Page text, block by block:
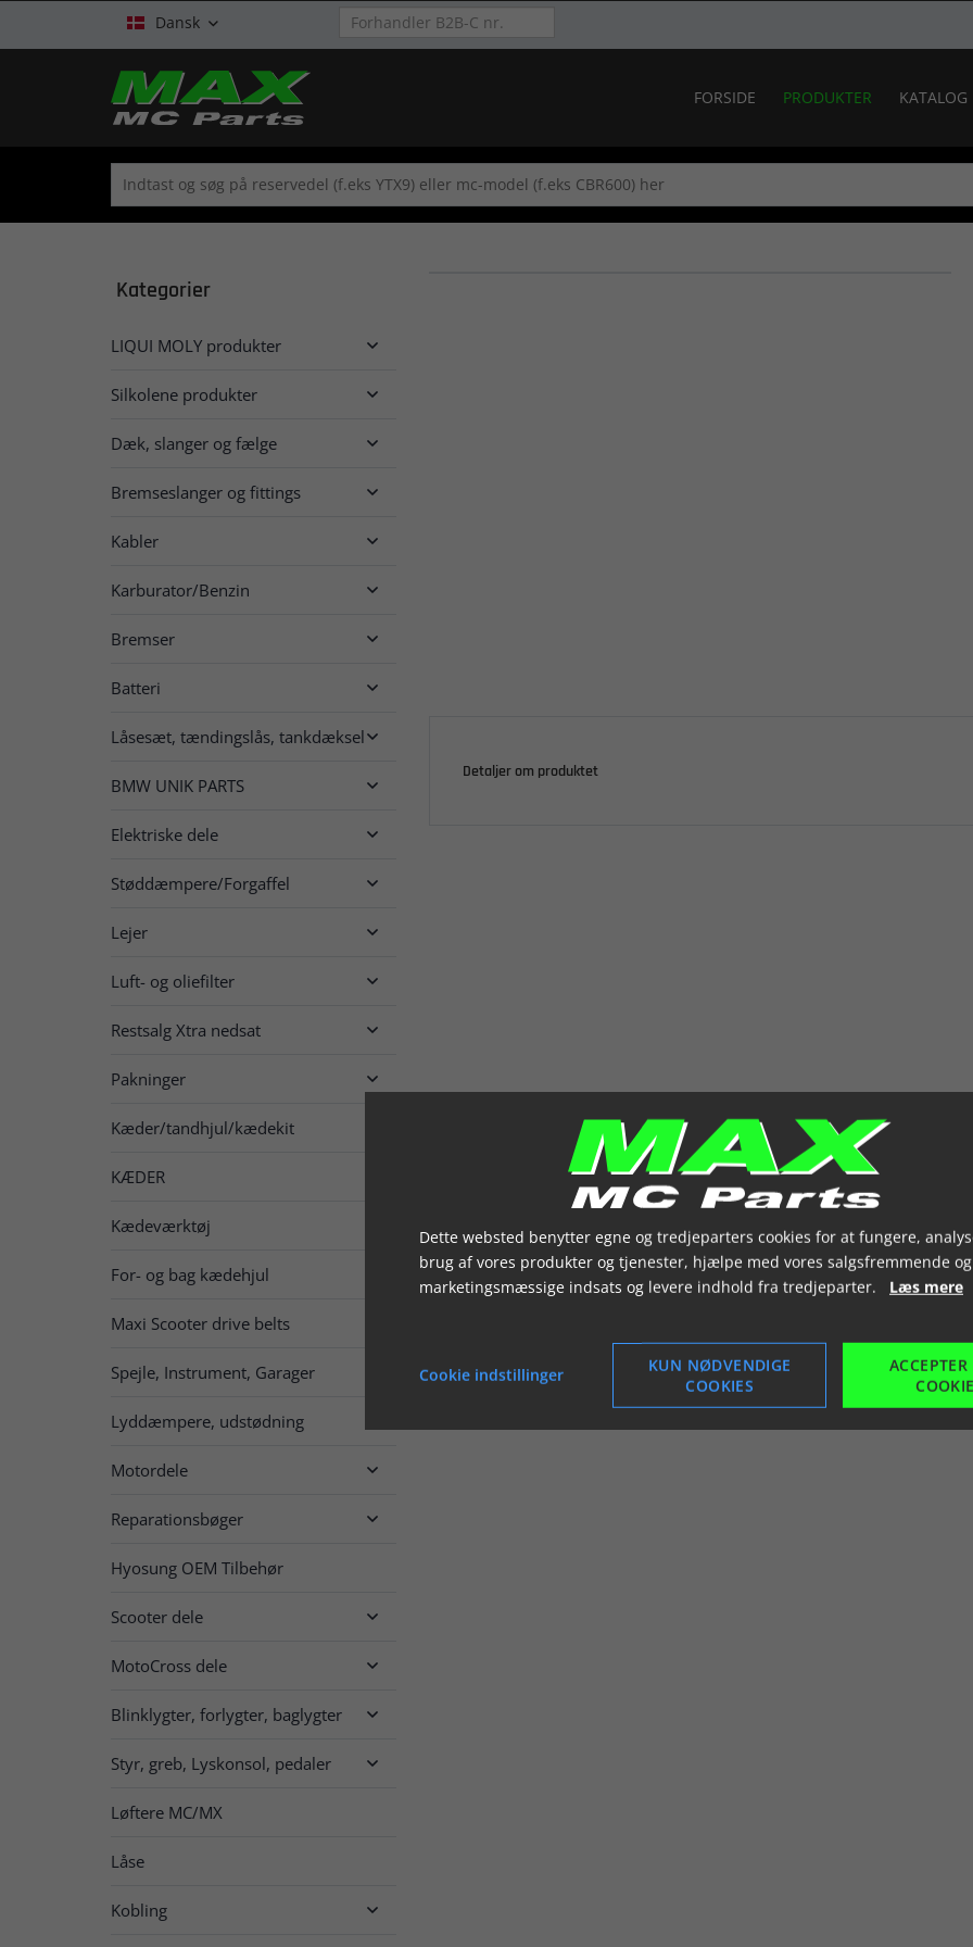
Dansk 
FORSIDE PRODUKTER KATALOG
Kategorier
LIQUI MOLY produkter 
Silkolene produkter 
Dæk, slanger og fælge 
Bremseslanger og fittings 
Kabler 
Karburator/Benzin 
Bremser 
Batteri 
Låsesæt, tændingslås, tankdæksel
BMW UNIK PARTS 
Elektriske dele 
Støddæmpere/Forgaffel 
Lejer 
Luft- og oliefilter 
Restsalg Xtra nedsat 
Pakninger 
Kæder/tandhjul/kædekit
KÆDER
Kædeværktøj
For- og bag kædehjul
Maxi Scooter drive belts
Spejle, Instrument, Garager
Lyddæmpere, udstødning
Motordele 
Reparationsbøger 
Hyosung OEM Tilbehør
Scooter dele 
MotoCross dele 
Blinklygter, forlygter, baglygter 
Styr, greb, Lyskonsol, pedaler 
Løftere MC/MX
Låse
Kobling 
Detaljer om produktet
Dette websted benytter egne og tredjeparters cookies for at fungere,
brug af vores produkter og tjenester, hjælpe med vores salgsfremmende og
marketingsmæssige indsats og levere indhold fra tredjeparter. Læs mere
Cookie indstillinger
KUN NØDVENDIGE
COOKIES